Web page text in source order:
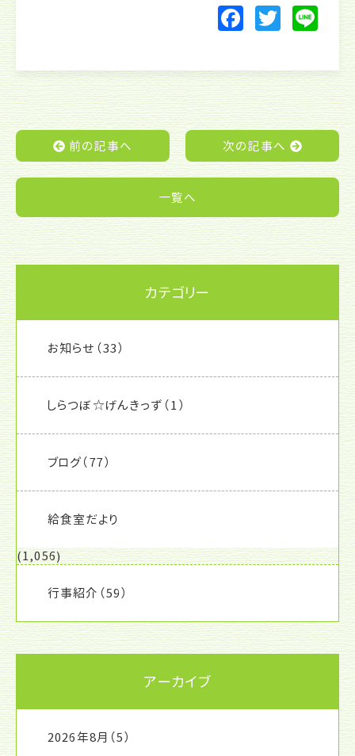
F
c
e
b
o
o
T
itt
er
Li
e
前の記事へ 次の記事へ
一覧へ
カテゴリー
お知らせ （33）
しらつぼ☆げんきっず （1）
ブログ（77）
給食室だより
(1,056)
行事紹介 （59）
アーカイブ
2026年8月 （5）